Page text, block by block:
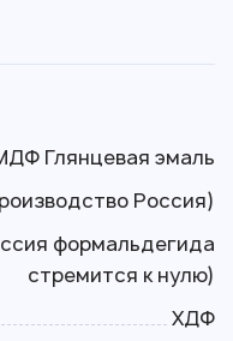
Глянцевая эмаль
Россия)
формальдегида
стремится к нулю)
ХДФ